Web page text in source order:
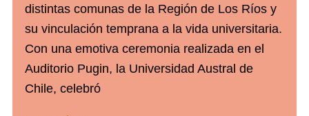
distintas comunas de la Región de Los Ríos y
su vinculación temprana a la vida universitaria.
Con una emotiva ceremonia realizada en el
Auditorio Pugin, la Universidad Austral de
Chile, celebró